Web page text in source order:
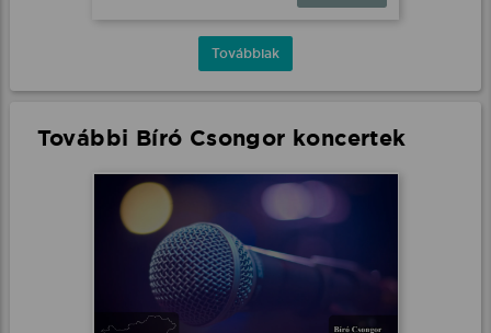
Továbbiak
További Bíró Csongor koncertek